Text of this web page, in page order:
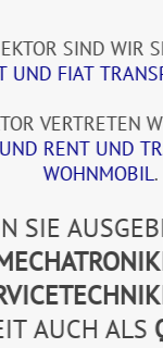
SIND WIR
UND FIAT
VERTRETEN
RENT UND
WOHNMOBIL.
SIE
AUCH ALS